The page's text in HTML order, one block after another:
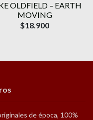
OLDFIELD – EARTH
MOVING
$18.900
de época, 100%